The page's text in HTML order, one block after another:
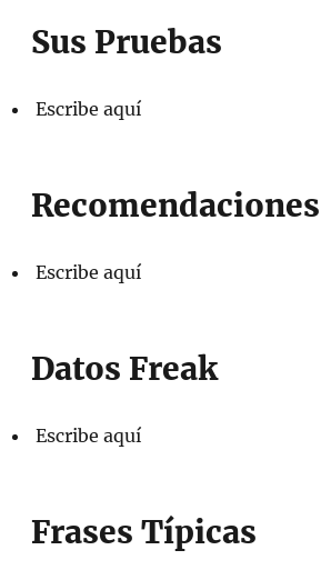
Sus Pruebas
Escribe aquí
Recomendaciones
Escribe aquí
Datos Freak
Escribe aquí
Frases Típicas